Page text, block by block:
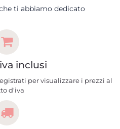
ti abbiamo dedicato
iva inclusi
per visualizzare i prezzi al
d'iva